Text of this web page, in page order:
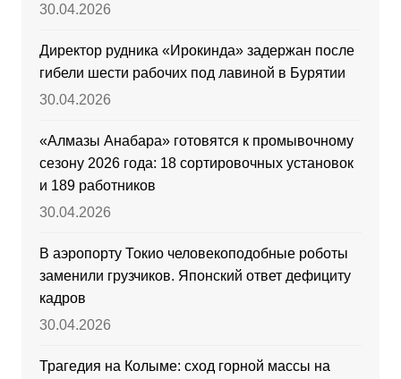
30.04.2026
Директор рудника «Ирокинда» задержан после
гибели шести рабочих под лавиной в Бурятии
30.04.2026
«Алмазы Анабара» готовятся к промывочному
сезону 2026 года: 18 сортировочных установок
и 189 работников
30.04.2026
В аэропорту Токио человекоподобные роботы
заменили грузчиков. Японский ответ дефициту
кадров
30.04.2026
Трагедия на Колыме: сход горной массы на